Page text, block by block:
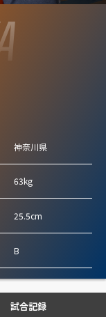
神奈川県
63kg
25.5cm
B
試合記録